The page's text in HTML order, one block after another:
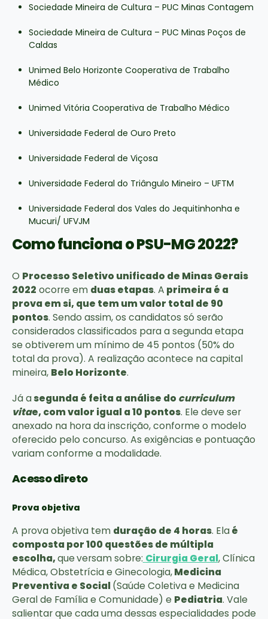
Sociedade Mineira de Cultura – PUC Minas Contagem
Sociedade Mineira de Cultura – PUC Minas Poços de
Caldas
Unimed Belo Horizonte Cooperativa de Trabalho
Médico
Unimed Vitória Cooperativa de Trabalho Médico
Universidade Federal de Ouro Preto
Universidade Federal de Viçosa
Universidade Federal do Triângulo Mineiro – UFTM
Universidade Federal dos Vales do Jequitinhonha e
Mucuri/ UFVJM
Como funciona o PSU-MG 2022?
O Processo Seletivo unificado de Minas Gerais
2022 ocorre em duas etapas. A primeira é a
prova em si, que tem um valor total de 90
pontos. Sendo assim, os candidatos só serão
considerados classificados para a segunda etapa
se obtiverem um mínimo de 45 pontos (50% do
total da prova). A realização acontece na capital
mineira, Belo Horizonte.
Já asegunda é feita a análise do curriculum
vitae, com valor igual a 10 pontos. Ele deve ser
anexado na hora da inscrição, conforme o modelo
oferecido pelo concurso. As exigências e pontuação
variam conforme a modalidade.
Acesso direto
Prova objetiva
A prova objetiva tem duração de 4 horas. Elaé
composta por 100 questões de múltipla
escolha,queversam sobre: Cirurgia Geral, Clínica
Médica, Obstetrícia e Ginecologia,Medicina
Preventiva e Social(Saúde Coletiva e Medicina
Geral de Família e Comunidade) e Pediatria. Vale
salientar que cada uma dessas especialidades pode